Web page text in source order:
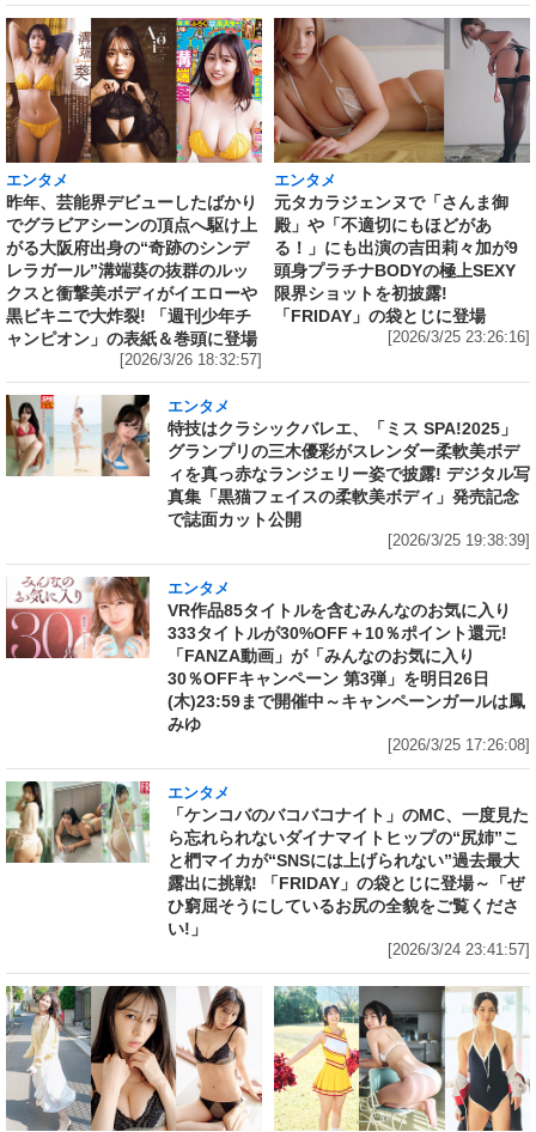
エンタメ
昨年、芸能界デビューしたばかり
でグラビアシーンの頂点へ駆け上
がる大阪府出身の“奇跡のシンデ
レラガール”溝端葵の抜群のルッ
クスと衝撃美ボディがイエローや
黒ビキニで大炸裂! 「週刊少年チ
ャンピオン」の表紙＆巻頭に登場
[2026/3/26 18:32:57]
エンタメ
元タカラジェンヌで「さんま御
殿」や「不適切にもほどがあ
る！」にも出演の吉田莉々加が9
頭身プラチナBODYの極上SEXY
限界ショットを初披露!
「FRIDAY」の袋とじに登場
[2026/3/25 23:26:16]
エンタメ
特技はクラシックバレエ、「ミス SPA!2025」
グランプリの三木優彩がスレンダー柔軟美ボデ
ィを真っ赤なランジェリー姿で披露! デジタル写
真集「黒猫フェイスの柔軟美ボディ」発売記念
で誌面カット公開
[2026/3/25 19:38:39]
エンタメ
VR作品85タイトルを含むみんなのお気に入り
333タイトルが30%OFF＋10％ポイント還元!
「FANZA動画」が「みんなのお気に入り
30％OFFキャンペーン 第3弾」を明日26日
(木)23:59まで開催中～キャンペーンガールは鳳
みゆ
[2026/3/25 17:26:08]
エンタメ
「ケンコバのバコバコナイト」のMC、一度見た
ら忘れられないダイナマイトヒップの“尻姉”こ
と椚マイカが“SNSには上げられない”過去最大
露出に挑戦! 「FRIDAY」の袋とじに登場～「ぜ
ひ窮屈そうにしているお尻の全貌をご覧くださ
い!」
[2026/3/24 23:41:57]